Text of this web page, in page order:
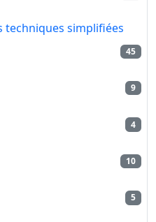
techniques simplifiées
45
9
4
10
5